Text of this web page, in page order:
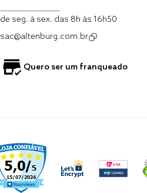
de seg. à sex. das 8h às 16h50
sac@altenburg.com.br
Quero ser um franqueado